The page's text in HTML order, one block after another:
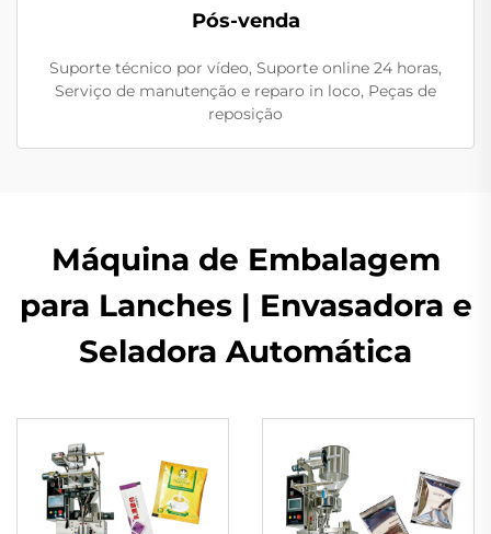
Pós-venda
Suporte técnico por vídeo, Suporte online 24 horas,
Serviço de manutenção e reparo in loco, Peças de
reposição
Máquina de Embalagem
para Lanches | Envasadora e
Seladora Automática